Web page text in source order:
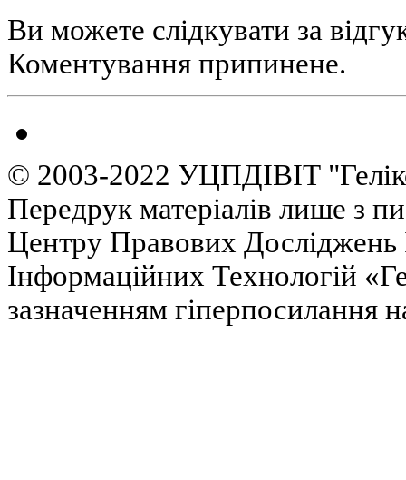
Ви можете слідкувати за
Коментування припинене.
© 2003-2022 УЦПДІВІТ
Передрук матеріалів лише з
Центру Правових Досліджень
Інформаційних Технологій
зазначенням гіперпосилання